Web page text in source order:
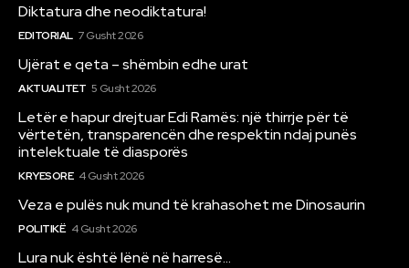
Diktatura dhe neodiktatura!
EDITORIAL 7 Gusht 2026
Ujërat e qeta – shëmbin edhe urat
AKTUALITET 5 Gusht 2026
Letër e hapur drejtuar Edi Ramës: një thirrje për të
vërtetën, transparencën dhe respektin ndaj punës
intelektuale të diasporës
KRYESORE 4 Gusht 2026
Veza e pulës nuk mund të krahasohet me Dinosaurin
POLITIKË 4 Gusht 2026
Lura nuk është lënë në harresë…